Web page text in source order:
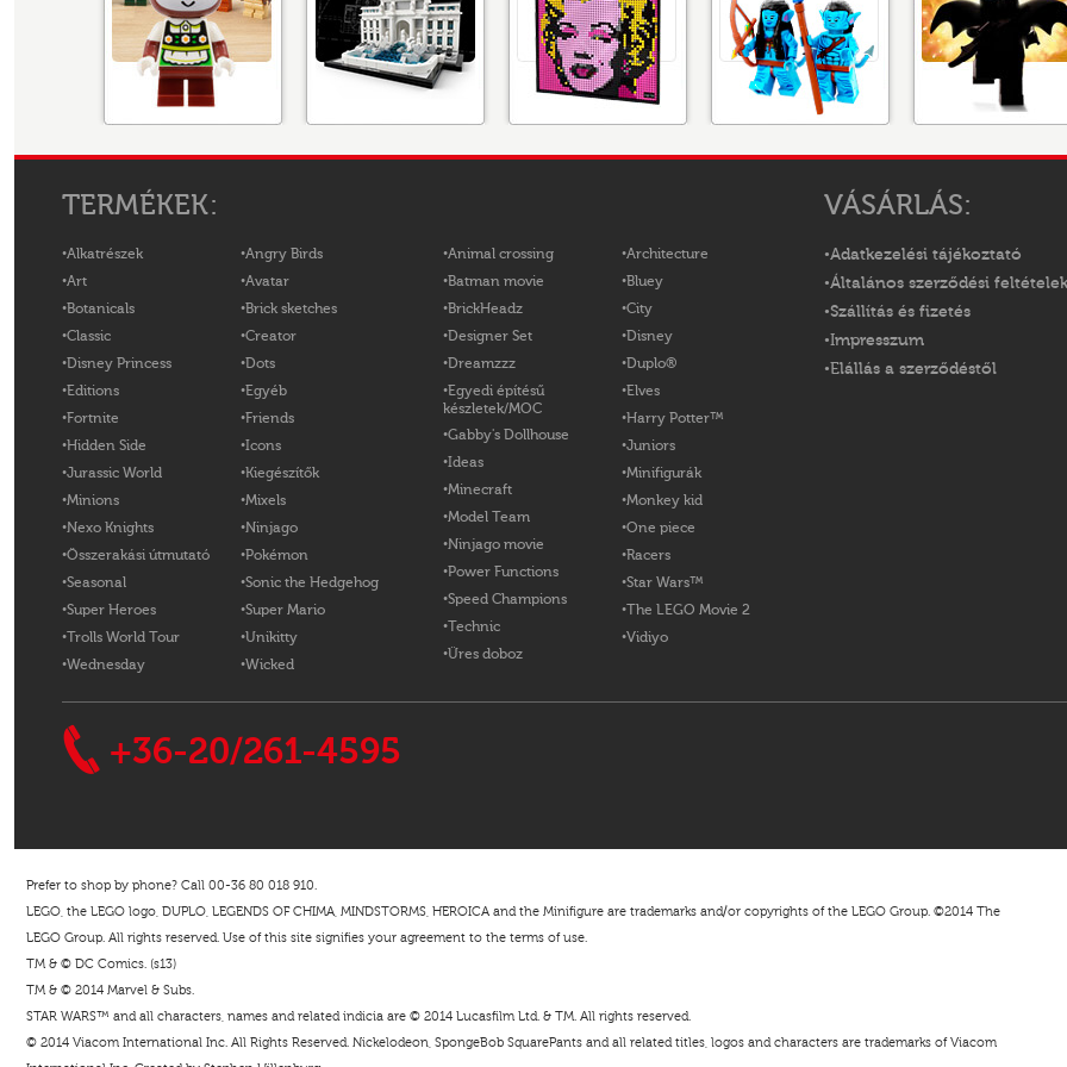
TERMÉKEK:
Alkatrészek
Art
Botanicals
Classic
Disney Princess
Editions
Fortnite
Hidden Side
Jurassic World
Minions
Nexo Knights
Összerakási útmutató
Seasonal
Super Heroes
Trolls World Tour
Wednesday
Angry Birds
Avatar
Brick sketches
Creator
Dots
Egyéb
Friends
Icons
Kiegészítők
Mixels
Ninjago
Pokémon
Sonic the Hedgehog
Super Mario
Unikitty
Wicked
Animal crossing
Batman movie
BrickHeadz
Designer Set
Dreamzzz
Egyedi építésű
készletek/MOC
Gabby's Dollhouse
Ideas
Minecraft
Model Team
Ninjago movie
Power Functions
Speed Champions
Technic
Üres doboz
Architecture
Bluey
City
Disney
Duplo®
Elves
Harry Potter™
Juniors
Minifigurák
Monkey kid
One piece
Racers
Star Wars™
The LEGO Movie 2
Vidiyo
VÁSÁRLÁS:
Adatkezelési tájékoztató
Általános szerződési feltételek
Szállítás és fizetés
Impresszum
Elállás a szerződéstől
+36-20/261-4595
Prefer to shop by phone? Call 00-36 80 018 910.
LEGO, the LEGO logo, DUPLO, LEGENDS OF CHIMA, MINDSTORMS, HEROICA and the Minifigure are trademarks and/or copyrights of the LEGO Group. ©2014 The
LEGO Group. All rights reserved. Use of this site signifies your agreement to the terms of use.
TM & © DC Comics. (s13)
TM & © 2014 Marvel & Subs.
STAR WARS™ and all characters, names and related indicia are © 2014 Lucasfilm Ltd. & TM. All rights reserved.
© 2014 Viacom International Inc. All Rights Reserved. Nickelodeon, SpongeBob SquarePants and all related titles, logos and characters are trademarks of Viacom